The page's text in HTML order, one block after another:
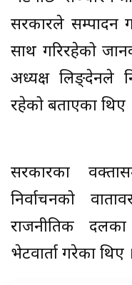
सरकारले सम्पादन
साथ गरिरहेको
अध्यक्ष लिङ्देनले
रहेको बताएका थिए
सरकारका
निर्वाचनको
राजनीतिक
भेटवार्ता गरेका थिए ।